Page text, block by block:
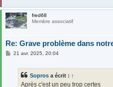
fred68
Membre associatif
Re: Grave problème dans
M21 avr. 2025, 20:04
Sopros a écrit : ↑
Après c'est un peu trop certes